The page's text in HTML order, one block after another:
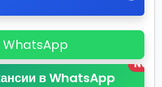
WhatsApp
в WhatsApp
New